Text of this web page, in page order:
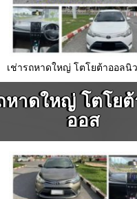
เช่ารถหาดใหญ่ โตโยต้าออลนิ
หาดใหญ่ โตโย
ออส